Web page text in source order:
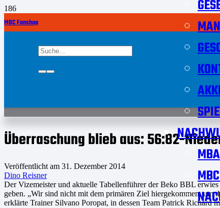
MBC Fanshop
MBA
Überraschung blieb aus: 56:82-
Veröffentlicht am 31. Dezember 2014
Dino Reisner
Der Vizemeister und aktuelle Tabellenführer der Beko BBL
geben. „Wir sind nicht mit dem primären Ziel hiergekommen, um
erklärte Trainer Silvano Poropat, in dessen Team Patrick Richard